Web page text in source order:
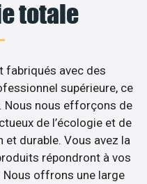
totale
fabriqués avec des
supérieure, ce
Nous nous efforçons de
de l’écologie et de
durable. Vous avez la
répondront à vos
Nous offrons une large